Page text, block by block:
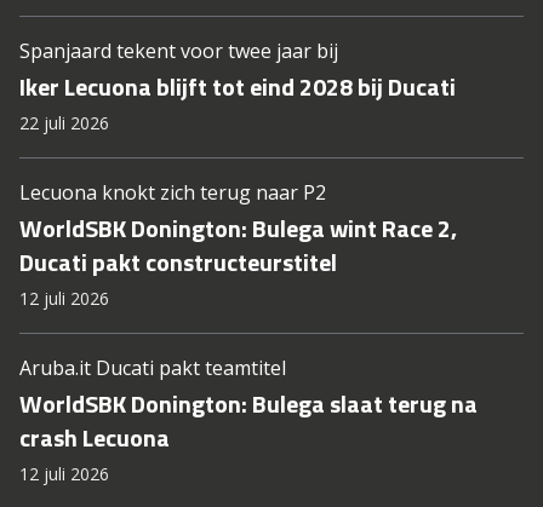
Spanjaard tekent voor twee jaar bij
Iker Lecuona blijft tot eind 2028 bij Ducati
22 juli 2026
Lecuona knokt zich terug naar P2
WorldSBK Donington: Bulega wint Race 2,
Ducati pakt constructeurstitel
12 juli 2026
Aruba.it Ducati pakt teamtitel
WorldSBK Donington: Bulega slaat terug na
crash Lecuona
12 juli 2026